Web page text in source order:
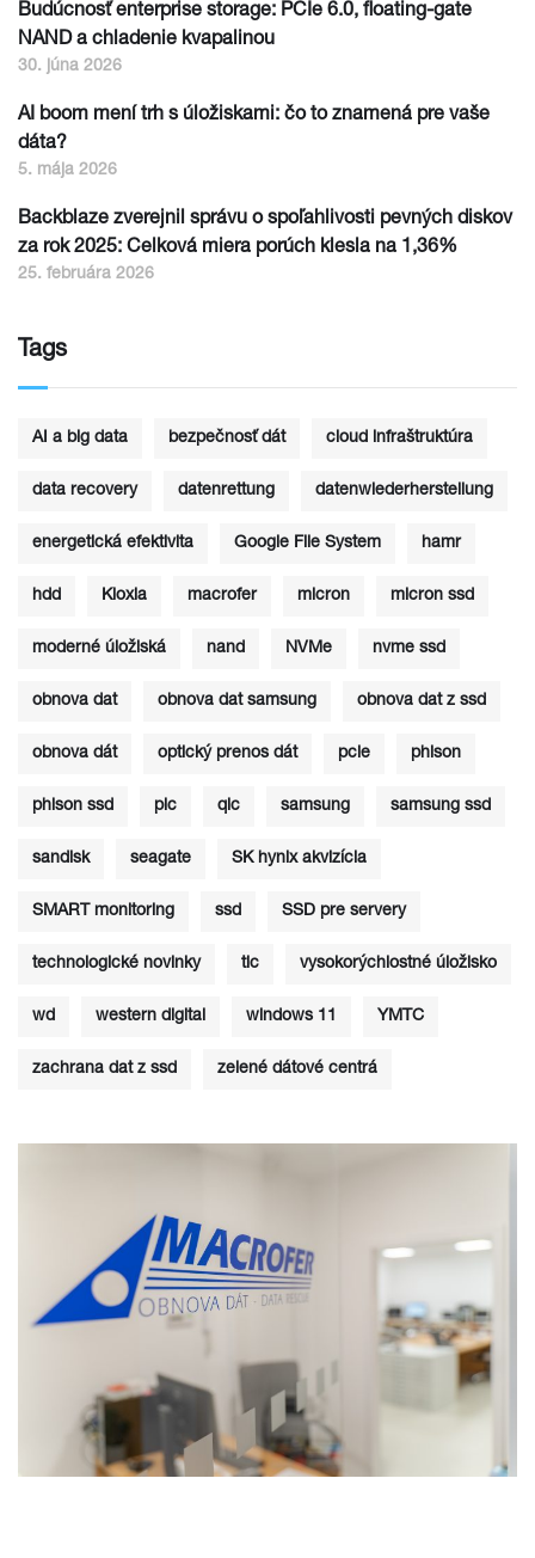
Budúcnosť enterprise storage: PCIe 6.0, floating-gate
NAND a chladenie kvapalinou
30. júna 2026
AI boom mení trh s úložiskami: čo to znamená pre vaše
dáta?
5. mája 2026
Backblaze zverejnil správu o spoľahlivosti pevných diskov
za rok 2025: Celková miera porúch klesla na 1,36%
25. februára 2026
Tags
AI a big data bezpečnosť dát cloud infraštruktúra
data recovery datenrettung datenwiederherstellung
energetická efektivita Google File System hamr
hdd Kioxia macrofer micron micron ssd
moderné úložiská nand NVMe nvme ssd
obnova dat obnova dat samsung obnova dat z ssd
obnova dát optický prenos dát pcie phison
phison ssd plc qlc samsung samsung ssd
sandisk seagate SK hynix akvizícia
SMART monitoring ssd SSD pre servery
technologické novinky tlc vysokorýchlostné úložisko
wd western digital windows 11 YMTC
zachrana dat z ssd zelené dátové centrá